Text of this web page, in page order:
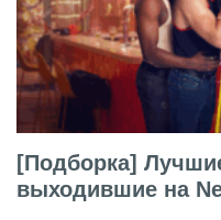
[Подборка]
выходившие на